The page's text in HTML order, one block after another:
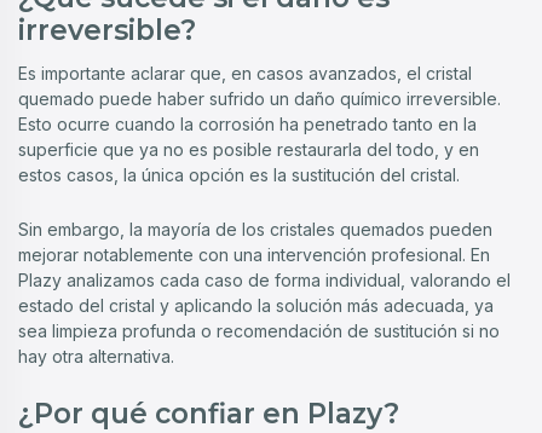
irreversible?
Es importante aclarar que, en casos avanzados, el cristal
quemado puede haber sufrido un daño químico irreversible.
Esto ocurre cuando la corrosión ha penetrado tanto en la
superficie que ya no es posible restaurarla del todo, y en
estos casos, la única opción es la sustitución del cristal.
Sin embargo, la mayoría de los cristales quemados pueden
mejorar notablemente con una intervención profesional. En
Plazy analizamos cada caso de forma individual, valorando el
estado del cristal y aplicando la solución más adecuada, ya
sea limpieza profunda o recomendación de sustitución si no
hay otra alternativa.
¿Por qué confiar en Plazy?